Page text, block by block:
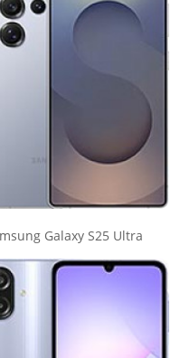
Galaxy S25 Ultra